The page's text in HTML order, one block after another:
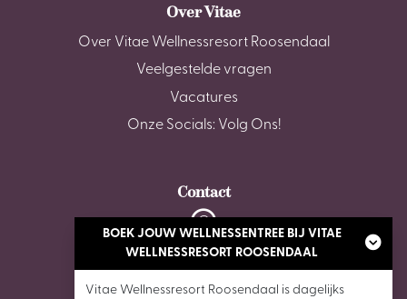
Over Vitae
Over Vitae Wellnessresort Roosendaal
Veelgestelde vragen
Vacatures
Onze Socials: Volg Ons!
Contact
De Stok 6, 4703 SZ Roosendaal
0165 - 87 02 62
BOEK JOUW WELLNESSENTREE BIJ VITAE
WELLNESSRESORT ROOSENDAAL
Vitae Wellnessresort Roosendaal is dagelijks